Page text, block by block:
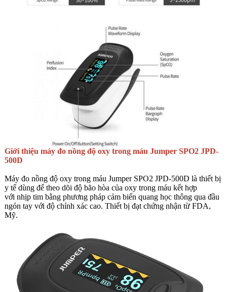
Giới thiệu máy đo nồng độ oxy trong máu Jumper SPO2 JPD-
500D
Máy đo nồng độ oxy trong máu Jumper SPO2 JPD-500D là thiết bị
y tế dùng để theo dõi độ bão hòa của oxy trong máu kết hợp
với nhịp tim bằng phương pháp cảm biến quang học thông qua đầu
ngón tay với độ chính xác cao. Thiết bị đạt chứng nhận từ FDA,
Mỹ.